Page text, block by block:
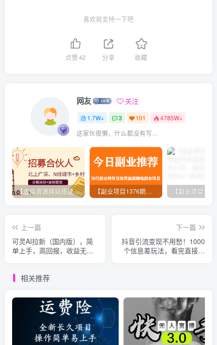
喜欢就支持一下吧
点赞42 分享 收藏
网友 关注
1.7W+ 3 101 4785W+
这家伙很懒，什么都没有写...
【虚拟资源网站搭建服务】加盟本站系统，做一个和本站一样的独立网站，躺赚的项目 【副业项目1376期】龟课最新闲鱼项目玩法实战教程_全新升级月收益几千到几万
上一篇
可灵AI拉新（国内版），简
单上手，高回报，收益无上
下一篇
抖音引流变现不用愁！1000
个信息差玩法，看完直接上
相关推荐